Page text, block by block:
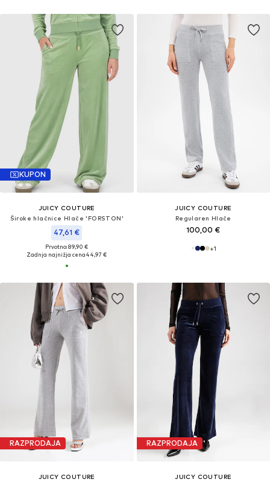
KUPON
JUICY COUTURE
Široke hlačnice Hlače 'FORSTON'
47,61 €
Prvotno: 89,90 €
Zadnja najnižja cena44,97 €
JUICY COUTURE
Regularen Hlače
100,00 €
+1
RAZPRODAJA
JUICY COUTURE
RAZPRODAJA
JUICY COUTURE